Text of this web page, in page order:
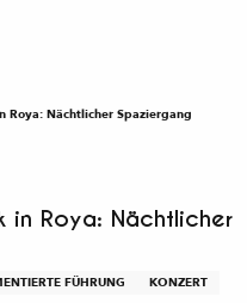
Roya: Nächtlicher Spaziergang
in Roya: Nächtlicher
FÜHRUNG
KONZERT